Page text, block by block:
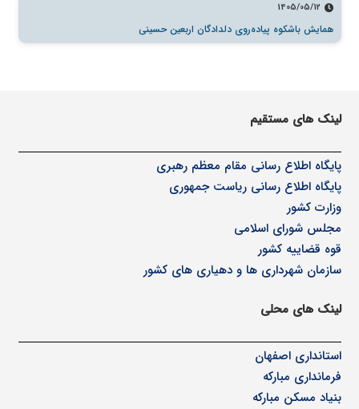
1405/05/12
همایش باشکوه پیاده‌روی دلدادگان اربعین حسینی
لینک های مستقیم
پایگاه اطلاع رسانی مقام معظم رهبری
پایگاه اطلاع رسانی ریاست جمهوری
وزارت کشور
مجلس شورای اسلامی
قوه قضاییه کشور
سازمان شهرداری ها و دهیاری های کشور
لینک های محلی
استانداری اصفهان
فرمانداری مبارکه
بنیاد مسکن مبارکه